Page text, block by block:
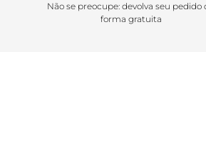
Não se preocupe: devolva seu pedido
forma gratuita